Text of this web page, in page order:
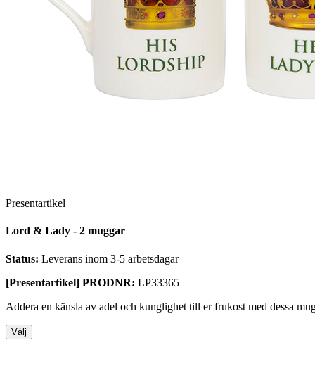
Presentartikel
Lord & Lady - 2 muggar
Status: Leverans inom 3-5 arbetsdagar
[Presentartikel] PRODNR: LP33365
Addera en känsla av adel och kunglighet till er frukost med dessa
Välj